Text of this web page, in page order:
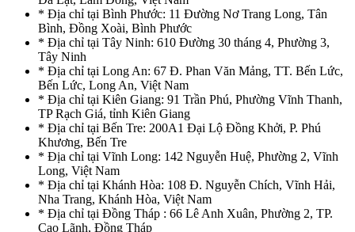
* Địa chỉ tại Bình Phước: 11 Đường Nơ Trang Long, Tân
Bình, Đồng Xoài, Bình Phước
* Địa chỉ tại Tây Ninh: 610 Đường 30 tháng 4, Phường 3,
Tây Ninh
* Địa chỉ tại Long An: 67 Đ. Phan Văn Mảng, TT. Bến Lức,
Bến Lức, Long An, Việt Nam
* Địa chỉ tại Kiên Giang: 91 Trần Phú, Phường Vĩnh Thanh,
TP Rạch Giá, tỉnh Kiên Giang
* Địa chỉ tại Bến Tre: 200A1 Đại Lộ Đồng Khởi, P. Phú
Khương, Bến Tre
* Địa chỉ tại Vĩnh Long: 142 Nguyễn Huệ, Phường 2, Vĩnh
Long, Việt Nam
* Địa chỉ tại Khánh Hòa: 108 Đ. Nguyễn Chích, Vĩnh Hải,
Nha Trang, Khánh Hòa, Việt Nam
* Địa chỉ tại Đồng Tháp : 66 Lê Anh Xuân, Phường 2, TP.
Cao Lãnh, Đồng Tháp